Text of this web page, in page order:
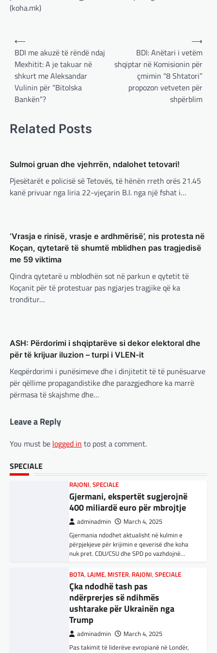
(koha.mk)
Post
navigation
⟵
BDI me akuzë të rëndë ndaj
Mexhitit: A je takuar në
shkurt me Aleksandar
Vulinin për “Bitolska
Bankën”?
BDI: Anëtari i vetëm
shqiptar në Komisionin për
çmimin “8 Shtatori”
propozon vetveten për
shpërblim
⟶
Related Posts
Sulmoi gruan dhe vjehrrën, ndalohet tetovari!
Pjesëtarët e policisë së Tetovës, të hënën rreth orës 21.45
kanë privuar nga liria 22-vjeçarin B.I. nga një fshat i…
‘Vrasja e rinisë, vrasje e ardhmërisë’, nis protesta në
Koçan, qytetarë të shumtë mblidhen pas tragjedisë
me 59 viktima
Qindra qytetarë u mblodhën sot në parkun e qytetit të
Koçanit për të protestuar pas ngjarjes tragjike që ka
tronditur…
ASH: Përdorimi i shqiptarëve si dekor elektoral dhe
për të krijuar iluzion – turpi i VLEN-it
Keqpërdorimi i punësimeve dhe i dinjitetit të të punësuarve
për qëllime propagandistike dhe parazgjedhore ka marrë
përmasa të skajshme dhe…
Leave a Reply
You must be logged in to post a comment.
SPECIALE
adminadmin March 4, 2025
Kryeministri i Ukrainës thotë se vendi i tij
është absolutisht i vendosur të vazhdojë
bashkëpunimin e saj me Shtetet e…
Erdogan: Izraeli nuk do të gjejë
adminadmin March 4, 2025
Presidenti turk, Recep Tayyip Erdogan, ka
deklaruar se siguria e Evropës pa Turqinë
,FUN LAJME MË TË FUNDIT
RAJONI, SPECIALE,TECH
Konkurrenti francez i Starlink pa
vlerë pasi Trump ndaloi ndihmën
për Ukrainën
BOTA ,LAJME,MË TË FUNDIT
Gjermani, ekspertët sugjerojnë
400 miliardë euro për mbrojtje
adminadmin
ndërprerjes së ndihmës
ushtarake për Ukrainën nga
Trump
adminadmin March 4, 2025
Pas takimit të liderëve evropianë në Londër,
francezët dhe britanikët kanë hartuar një
plan paqeje për luftën në Ukrainë, të…
MË TË FUNDIT,MISTER,RAJONI,SPECIALE
TOP
Trump ndërpreu ndihmën
ushtarake, kryeministri i
Ukrainës: Të vendosur për
vazhdimin e bashkëpunimit me
SHBA!
BOTA,FUN,KULTURË,LAJME,MË TË FUNDIT
OPINIONE ,RAJONI ,SPORT
adminadmin March 5, 2025
Suksesi i aplikacionit DeepSeek është një
inteligjencës artificiale (AI). Përparimi i
aplikacionit kinez…
kanë shkundur Europën
Nga Preç Zogaj Me rikthimin e bujshëm në
Shtëpinë e Bardhë, Presidenti Tramp po e
trondit status-quonë ndërkombëtare të
miqësive,…
FUN,KULTURË, LAJME,MISTER,OPINIONE
SPECIALE
Kuvendi i Lezhës dhe konteksti
aktual gjeopolitik i shqiptarëve
Kuvendi i Lezhës i vitit 1444 është një ngjarje
historike që edhe sot prodhon mesazhe
rëndësishme për kombin shqiptar. Ky…
BOTA,KULTURË
OPINIONE,RAJONI, SPECIALE,TOP
E megjithatë Amerika është